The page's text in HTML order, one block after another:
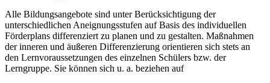
Alle Bildungsangebote sind unter Berücksichtigung der
unterschiedlichen Aneignungsstufen auf Basis des individuellen
Förderplans differenziert zu planen und zu gestalten. Maßnahmen
der inneren und äußeren Differenzierung orientieren sich stets an
den Lernvoraussetzungen des einzelnen Schülers bzw. der
Lerngruppe. Sie können sich u. a. beziehen auf